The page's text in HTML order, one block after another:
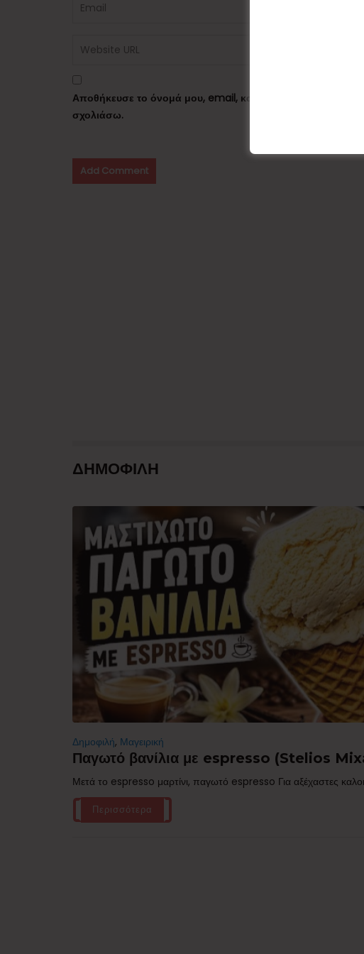
Αποθήκευσε το όνομά μου, email, και τον ιστότοπο μου
σχολιάσω.
ΔΗΜΟΦΙΛΗ
Δημοφιλή, Μαγειρική
Παγωτό βανίλια με espresso (Stelios
Μετά το espresso μαρτίνι, παγωτό espresso Για αξέχαστες
Περισσότερα